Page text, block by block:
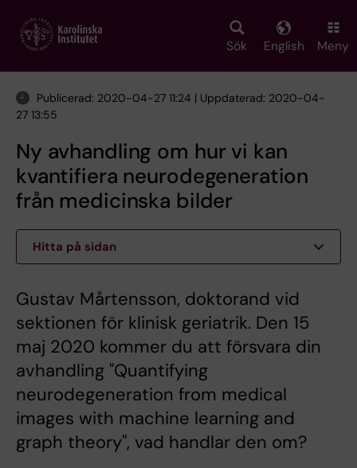
main
Sök English Meny
Publicerad: 2020-04-27 11:24 | Uppdaterad: 2020-04-
27 13:55
Ny avhandling om hur vi kan
kvantifiera neurodegeneration
från medicinska bilder
Hitta på sidan
Gustav Mårtensson, doktorand vid
sektionen för klinisk geriatrik. Den 15
maj 2020 kommer du att försvara din
avhandling "Quantifying
neurodegeneration from medical
images with machine learning and
graph theory", vad handlar den om?